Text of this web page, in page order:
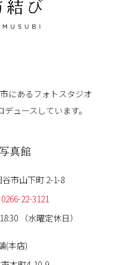
にある フォトスタジオ
デュースしています。
真館
市山下町 2-1-8
0266-22-3121
（水曜定休日）
(本店)